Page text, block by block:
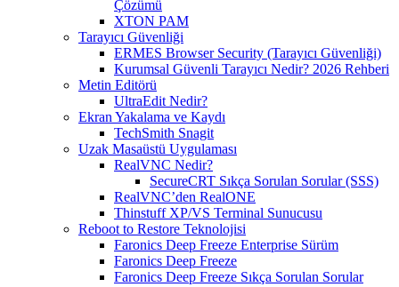
Çözümü
XTON PAM
Tarayıcı Güvenliği
ERMES Browser Security (Tarayıcı Güvenliği)
Kurumsal Güvenli Tarayıcı Nedir? 2026 Rehberi
Metin Editörü
UltraEdit Nedir?
Ekran Yakalama ve Kaydı
TechSmith Snagit
Uzak Masaüstü Uygulaması
RealVNC Nedir?
SecureCRT Sıkça Sorulan Sorular (SSS)
RealVNC’den RealONE
Thinstuff XP/VS Terminal Sunucusu
Reboot to Restore Teknolojisi
Faronics Deep Freeze Enterprise Sürüm
Faronics Deep Freeze
Faronics Deep Freeze Sıkça Sorulan Sorular